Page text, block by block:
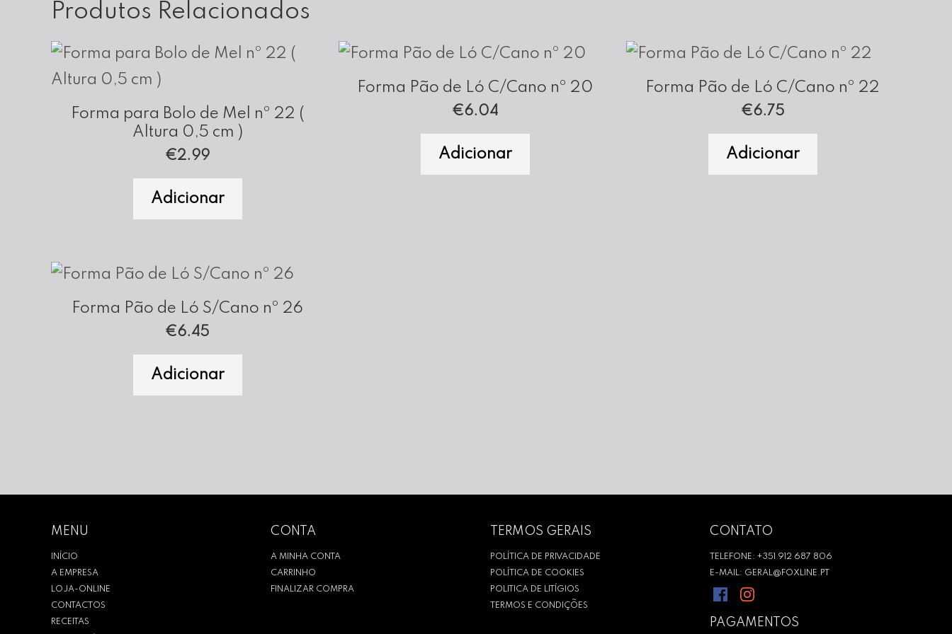
Produtos Relacionados
Forma para Bolo de Mel nº 22 (
Altura 0,5 cm )
€2.99
Adicionar
Forma Pão de Ló C/Cano nº 20
€6.04
Adicionar
Forma Pão de Ló C/Cano nº 22
€6.75
Adicionar
Forma Pão de Ló S/Cano nº 26
€6.45
Adicionar
MENU
INÍCIO
A EMPRESA
LOJA-ONLINE
CONTACTOS
RECEITAS
CONTA
A MINHA CONTA
CARRINHO
FINALIZAR COMPRA
TERMOS GERAIS
POLÍTICA DE PRIVACIDADE
POLÍTICA DE COOKIES
POLITICA DE LITÍGIOS
TERMOS E CONDIÇÕES
CONTATO
TELEFONE: +351 912 687 806
E-MAIL: GERAL@FOXLINE.PT
PAGAMENTOS